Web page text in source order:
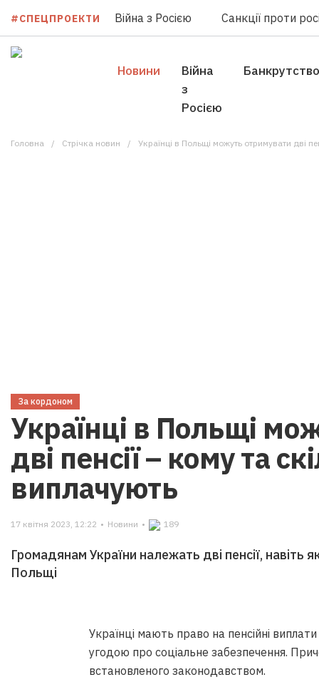
#СПЕЦПРОЕКТИ Війна з Росією Санкції проти
Новини
Війна
з
Росією
Банкрутство
Головна Стрічка новин Українці в Польщі можуть отримувати дві
За кордоном
Українці в Польщі
дві пенсії – кому та
виплачують
17 квітня 2023, 12:22 • Новини • 189
Громадянам України належать дві пенсії,
Польщі
Українці мають право на пенсійні
угодою про соціальне забезпечення.
встановленого законодавством.